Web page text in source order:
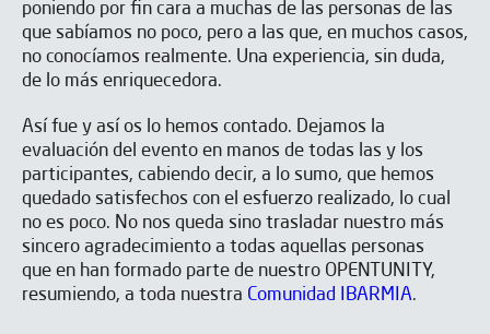
poniendo por fin cara a muchas de las personas de las
que sabíamos no poco, pero a las que, en muchos casos,
no conocíamos realmente. Una experiencia, sin duda,
de lo más enriquecedora.
Así fue y así os lo hemos contado. Dejamos la
evaluación del evento en manos de todas las y los
participantes, cabiendo decir, a lo sumo, que hemos
quedado satisfechos con el esfuerzo realizado, lo cual
no es poco. No nos queda sino trasladar nuestro más
sincero agradecimiento a todas aquellas personas
que en han formado parte de nuestro OPENTUNITY,
resumiendo, a toda nuestra Comunidad IBARMIA.